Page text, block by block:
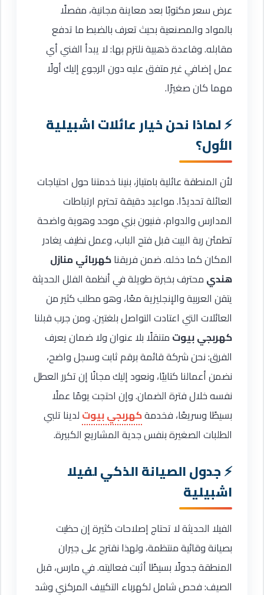
عرض سعر مكتوبًا بعد معاينة مجانية، مفصلًا
بالمواد والمصنعية بحيث تعرف بالضبط ما تدفع
مقابله. وقاعدة ذهبية نلتزم بها: لا يبدأ الفني أي
عمل إضافي غير متفق عليه دون الرجوع إليك أولًا
مهما كان صغيرًا.
لماذا نحن خيار عائلات اشبيلية
الأول؟
لأن المنطقة عائلية بامتياز، بنينا خدمتنا حول احتياجات
العائلة تحديدًا. مواعيد دقيقة تحترم ارتباطات
المدارس والدوام، فنيون بزي موحد وهوية واضحة
تطمئن ربة البيت قبل فتح الباب، وعمل نظيف يغادر
المكان كما دخله. ضمن فريقناكهربائي منازل
هندي محترف بخبرة طويلة في أنظمة الفلل الحديثة
يتقن العربية والإنجليزية معًا، وهو مطلب كثير من
العائلات التي اعتادت التواصل بلغتين. ومن جرب قبلنا
كهربجي بيوت متنقلًا بلا عنوان ولا ضمان يعرف
الفرق: نحن شركة قائمة برقم ثابت وسجل واضح،
نضمن أعمالنا كتابيًا، ونعود إليك مجانًا إن تكرر العطل
نفسه خلال فترة الضمان. وإن احتجت يومًا عملًا
بسيطًا وسريعًا، فخدمةكهربجي بيوت لدينا تلبي
الطلبات الصغيرة بنفس جدية المشاريع الكبيرة.
جدول الصيانة الذكي لفيلا
اشبيلية
الفيلا الحديثة لا تحتاج إصلاحات كثيرة إن حظيت
بصيانة وقائية منتظمة، ولهذا نقترح على جيران
المنطقة جدولًا بسيطًا أثبت فعاليته. في مارس، قبل
الصيف: فحص شامل لكهرباء التكييف المركزي وشد